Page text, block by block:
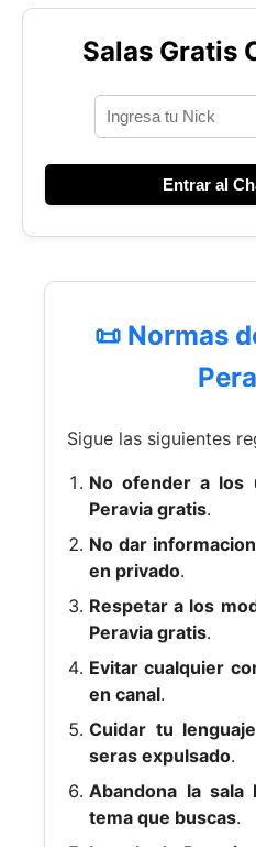
Salas Gratis
Entrar al
📜 Normas
Sigue las siguientes
No ofender a los
Peravia gratis.
No dar
en privado.
Respetar a los
Peravia gratis.
Evitar cualquier
en canal.
Cuidar tu
seras expulsado.
Abandona la
tema que buscas.